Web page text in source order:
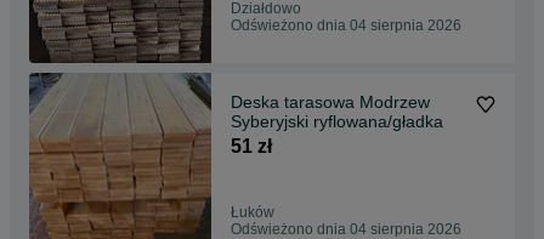
Działdowo
Odświeżono dnia 04 sierpnia 2026
Deska tarasowa Modrzew
Syberyjski ryflowana/gładka
51 zł
Łuków
Odświeżono dnia 04 sierpnia 2026